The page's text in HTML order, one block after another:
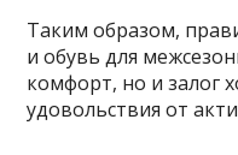
Таким образом,
и обувь для
комфорт, но и залог
удовольствия от